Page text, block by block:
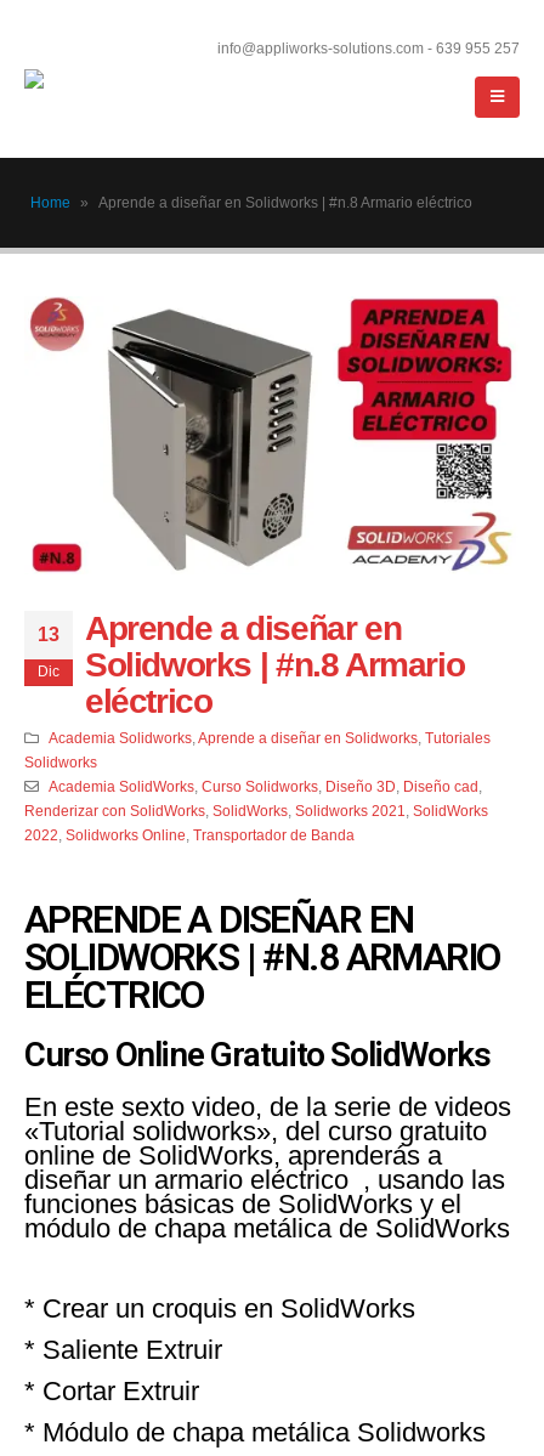
info@appliworks-solutions.com - 639 955 257
Home » Aprende a diseñar en Solidworks | #n.8 Armario eléctrico
13
Dic
Aprende a diseñar en
Solidworks | #n.8 Armario
eléctrico
Academia Solidworks, Aprende a diseñar en Solidworks, Tutoriales
Solidworks
Academia SolidWorks, Curso Solidworks, Diseño 3D Diseño cad
Renderizar con SolidWorks SolidWorks Solidworks 2021
SolidWorks
2022 Solidworks Online Transportador de Banda
APRENDE A DISEÑAR EN
SOLIDWORKS | #N.8 ARMARIO
ELÉCTRICO
Curso Online Gratuito SolidWorks
En este sexto video, de la serie de videos
«Tutorial solidworks», del curso gratuito
online de SolidWorks, aprenderás a
diseñar un armario eléctrico , usando las
funciones básicas de SolidWorks y el
módulo de chapa metálica de SolidWorks
* Crear un croquis en SolidWorks
* Saliente Extruir
* Cortar Extruir
* Módulo de chapa metálica Solidworks